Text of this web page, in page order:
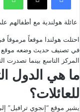
عائلة هولندية مع أطفالهم
احتلت هولندا موقعاً مرموقاً
في تصنيف حديث وضعه موقع
المركز التاسع بينما تصدرت
ما هي الدول
للعائلات؟
يشير موقع “إنجوي ترافيل”